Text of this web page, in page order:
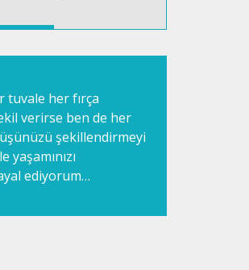
tuvale her fırça
verirse ben de her
şekillendirmeyi
ediyorum…